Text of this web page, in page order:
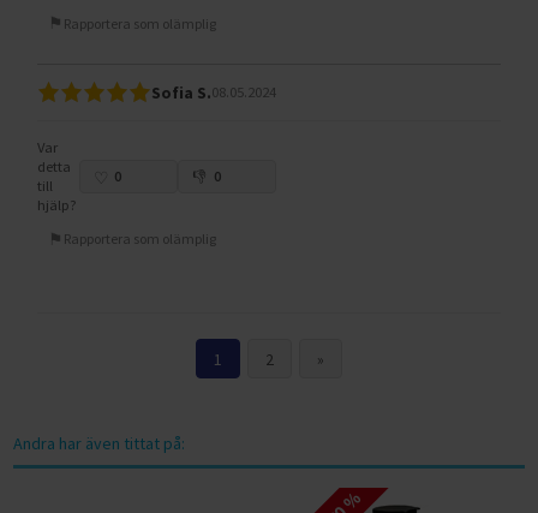
Rapportera som olämplig
Sofia S.08.05.2024
Var
detta
till
hjälp?
0 0
Rapportera som olämplig
1 2 »
Andra har även tittat på: